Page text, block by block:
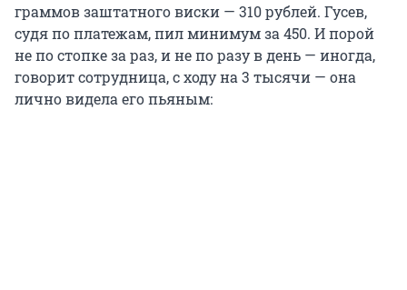
граммов заштатного виски — 310 рублей. Гусев,
судя по платежам, пил минимум за 450. И порой
не по стопке за раз, и не по разу в день — иногда,
говорит сотрудница, с ходу на 3 тысячи — она
лично видела его пьяным: